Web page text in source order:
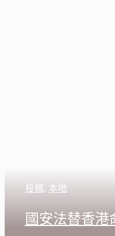
國安法替香港
投稿, 本地